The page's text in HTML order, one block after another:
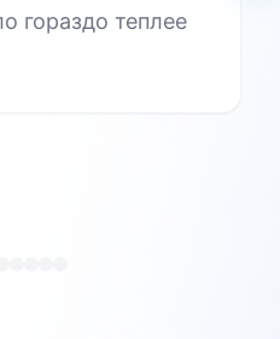
гораздо теплее